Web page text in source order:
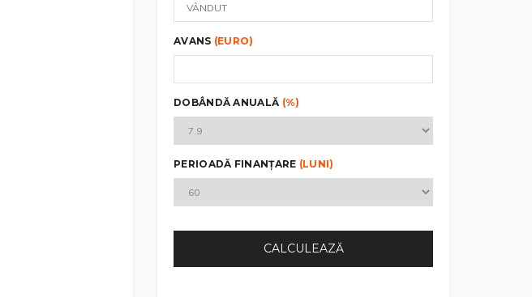
AVANS (EURO)
DOBÂNDĂ ANUALĂ (%)
PERIOADĂ FINANȚARE (LUNI)
CALCULEAZĂ